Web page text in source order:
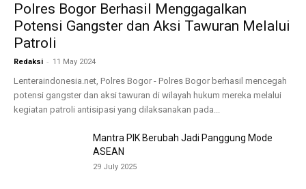
Polres Bogor Berhasil Menggagalkan
Potensi Gangster dan Aksi Tawuran Melalui
Patroli
Redaksi - 11 May 2024
Lenteraindonesia.net, Polres Bogor - Polres Bogor berhasil mencegah
potensi gangster dan aksi tawuran di wilayah hukum mereka melalui
kegiatan patroli antisipasi yang dilaksanakan pada...
Mantra PIK Berubah Jadi Panggung Mode
ASEAN
29 July 2025